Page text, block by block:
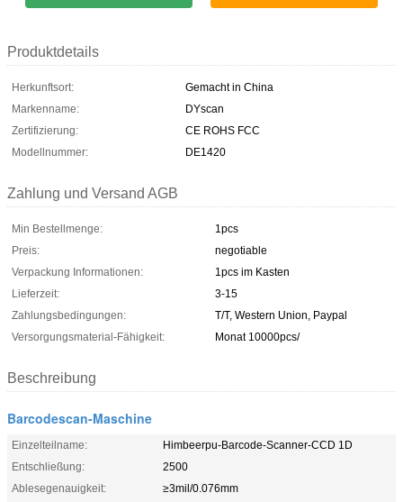
Produktdetails
Herkunftsort:
Gemacht in China
Markenname:
DYscan
Zertifizierung:
CE ROHS FCC
Modellnummer:
DE1420
Zahlung und Versand AGB
Min Bestellmenge:
1pcs
Preis:
negotiable
Verpackung Informationen:
1pcs im Kasten
Lieferzeit:
3-15
Zahlungsbedingungen:
T/T, Western Union, Paypal
Versorgungsmaterial-Fähigkeit:
Monat 10000pcs/
Beschreibung
Barcodescan-Maschine
Einzelteilname:
Himbeerpu-Barcode-Scanner-CCD 1D
Entschließung:
2500
Ablesegenauigkeit:
≥3mil/0.076mm